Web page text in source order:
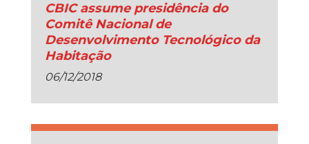
CBIC assume presidência do
Comitê Nacional de
Desenvolvimento Tecnológico da
Habitação
06/12/2018